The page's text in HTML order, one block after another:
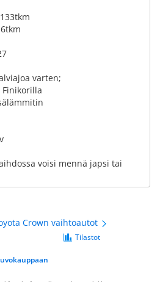
varten;
Finikorilla
voisi mennä japsi tai
Crown vaihtoautot
Tilastot